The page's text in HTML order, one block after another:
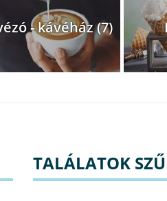
- kávéház (7)
TALÁLATOK